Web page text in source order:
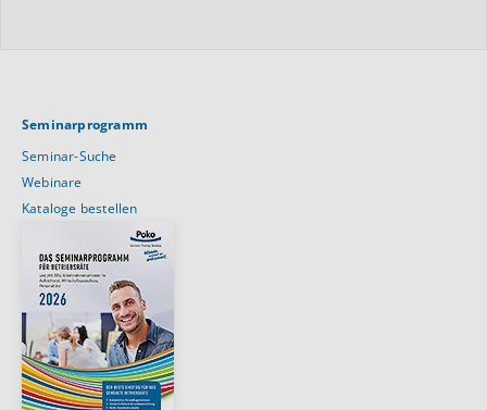
Seminarprogramm
Seminar-Suche
Webinare
Kataloge bestellen